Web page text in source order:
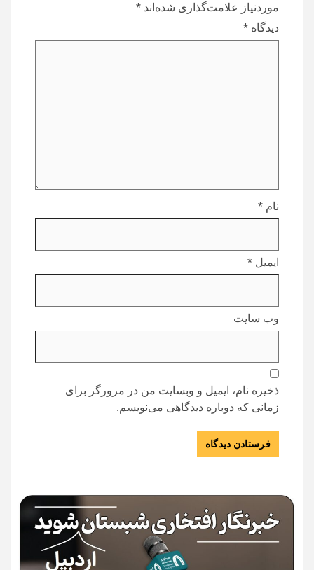
موردنیاز علامت‌گذاری شده‌اند *
دیدگاه *
نام *
ایمیل *
وب‌ سایت
ذخیره نام، ایمیل و وبسایت من در مرورگر برای
زمانی که دوباره دیدگاهی می‌نویسم.